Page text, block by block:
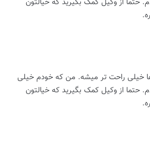
حتما از وکیل کمک بگیرید که خیالتون
ها خیلی راحت تر میشه. من که خودم خیلی
حتما از وکیل کمک بگیرید که خیالتون